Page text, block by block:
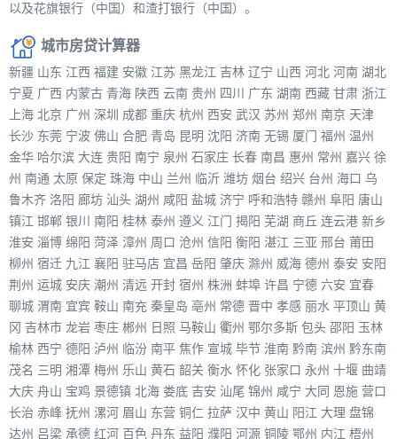
以及花旗银行（中国）和渣打银行（中国）。
城市房贷计算器
新疆 山东 江西 福建 安徽 江苏 黑龙江 吉林 辽宁 山西 河北 河南 湖北
宁夏 广西 内蒙古 青海 陕西 云南 贵州 四川 广东 湖南 西藏 甘肃 浙江
上海 北京 广州 深圳 成都 重庆 杭州 西安 武汉 苏州 郑州 南京 天津
长沙 东莞 宁波 佛山 合肥 青岛 昆明 沈阳 济南 无锡 厦门 福州 温州
金华 哈尔滨 大连 贵阳 南宁 泉州 石家庄 长春 南昌 惠州 常州 嘉兴 徐
州 南通 太原 保定 珠海 中山 兰州 临沂 潍坊 烟台 绍兴 台州 海口 乌
鲁木齐 洛阳 廊坊 汕头 湖州 咸阳 盐城 济宁 呼和浩特 赣州 阜阳 唐山
镇江 邯郸 银川 南阳 桂林 泰州 遵义 江门 揭阳 芜湖 商丘 连云港 新乡
淮安 淄博 绵阳 菏泽 漳州 周口 沧州 信阳 衡阳 湛江 三亚 邢台 莆田
柳州 宿迁 九江 襄阳 驻马店 宜昌 岳阳 肇庆 滁州 威海 德州 泰安 安阳
荆州 运城 安庆 潮州 清远 开封 宿州 株洲 蚌埠 许昌 宁德 六安 宜春
聊城 渭南 宜宾 鞍山 南充 秦皇岛 亳州 常德 晋中 孝感 丽水 平顶山 黄
冈 吉林市 龙岩 枣庄 郴州 日照 马鞍山 衢州 鄂尔多斯 包头 邵阳 玉林
榆林 西宁 德阳 泸州 临汾 南平 焦作 宣城 毕节 淮南 黔南 滨州 黔东南
茂名 三明 湘潭 梅州 乐山 黄石 韶关 衡水 怀化 张家口 永州 十堰 曲靖
大庆 舟山 宝鸡 景德镇 北海 娄底 吉安 汕尾 锦州 咸宁 大同 恩施 营口
长治 赤峰 抚州 漯河 眉山 东营 铜仁 拉萨 汉中 黄山 阳江 大理 盘锦
达州 吕梁 承德 红河 百色 丹东 益阳 濮阳 河源 铜陵 鄂州 内江 梧州